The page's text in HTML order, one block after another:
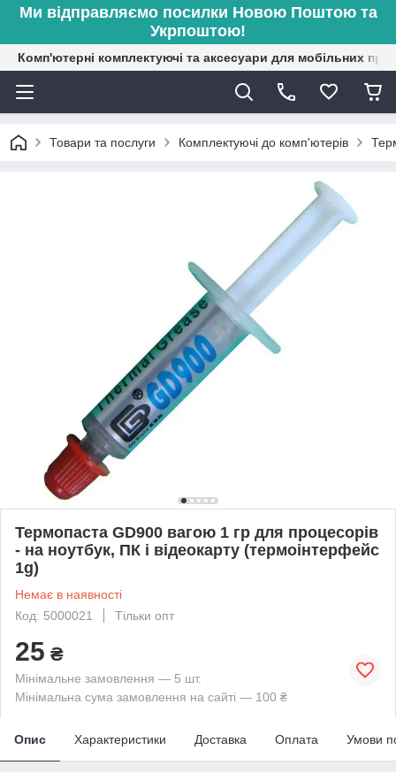
Ми відправляємо посилки Новою Поштою та
Укрпоштою!
Комп'ютерні комплектуючі та аксесуари для мобільних
Товари та послуги Комплектуючі до комп'ютерів
Термопаста GD900 вагою 1 гр для процесорів
- на ноутбук, ПК і відеокарту (термоінтерфейс
1g)
Немає в наявності
Код: 5000021
Тільки опт
25 ₴
Мінімальне замовлення — 5 шт.
Мінімальна сума замовлення на сайті — 100 ₴
Опис Характеристики Доставка Оплата Умови